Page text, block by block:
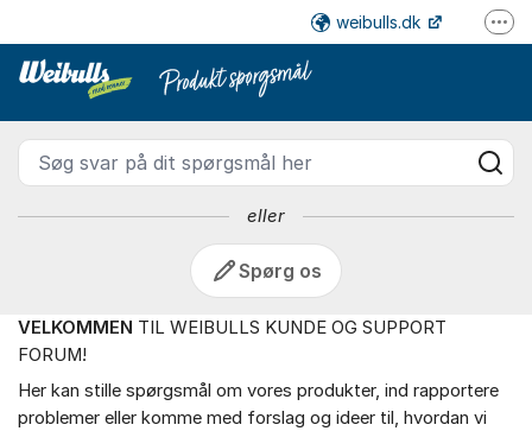
Weibulls DK - Weibulls
weibulls.dk
Søg svar på dit spørgsmål her
eller
Spørg os
Om forummet
VELKOMMEN TIL WEIBULLS KUNDE OG SUPPORT
FORUM!
Her kan stille spørgsmål om vores produkter, ind rapportere
problemer eller komme med forslag og ideer til, hvordan vi